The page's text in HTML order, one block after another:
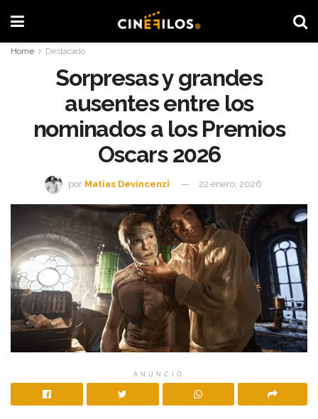
Home Destacado
Sorpresas y grandes
ausentes entre los
nominados a los Premios
Oscars 2026
por Matias Devincenzi 22 enero, 2026
ANUNCIO